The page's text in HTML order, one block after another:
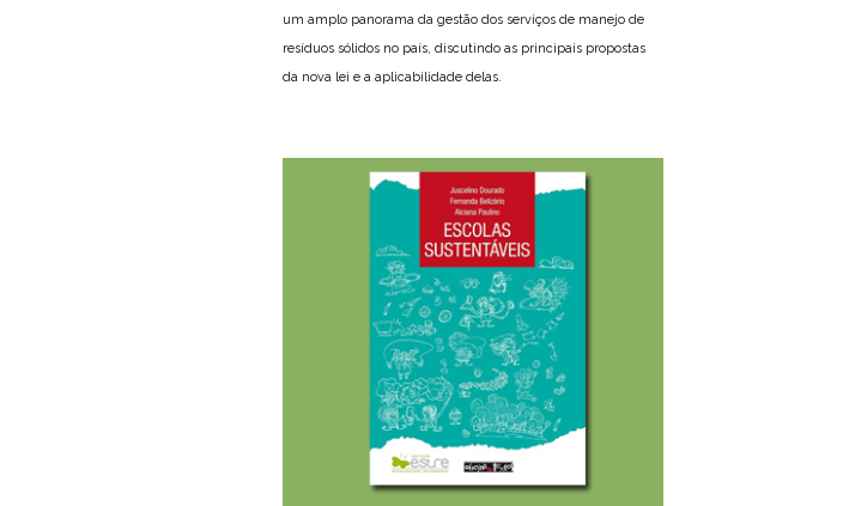
um amplo panorama da gestão dos serviços de manejo de
resíduos sólidos no país, discutindo as principais propostas
da nova lei e a aplicabilidade delas.